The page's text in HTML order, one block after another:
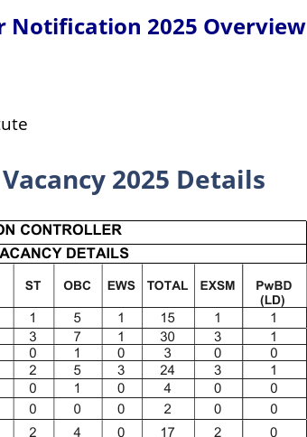
Notification 2025 Overview
2025 Details